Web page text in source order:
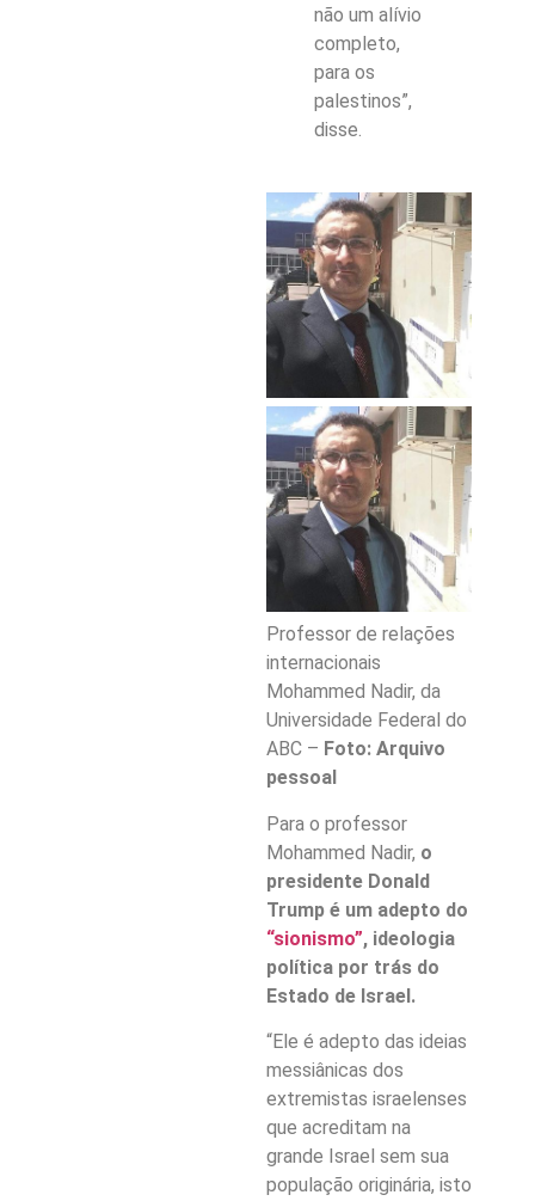
não um alívio
completo,
para os
palestinos”,
disse.
Professor de relações
internacionais
Mohammed Nadir, da
Universidade Federal do
ABC – Foto: Arquivo
pessoal
Para o professor
Mohammed Nadir, o
presidente Donald
Trump é um adepto do
“sionismo”, ideologia
política por trás do
Estado de Israel.
“Ele é adepto das ideias
messiânicas dos
extremistas israelenses
que acreditam na
grande Israel sem sua
população originária, isto